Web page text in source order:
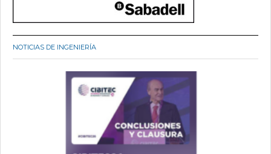
NOTICIAS DE INGENIERÍA